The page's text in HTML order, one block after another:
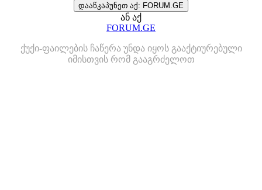
დააწკაპუნეთ აქ: FORUM.GE
ან აქ
FORUM.GE
ქუქი-ფაილების ჩაწერა უნდა იყოს გააქტიურებული
იმისთვის რომ გააგრძელოთ